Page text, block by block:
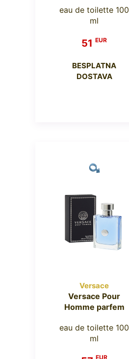
eau de toilette 100
ml
51 EUR
BESPLATNA
DOSTAVA
Versace
Versace Pour
Homme parfem
eau de toilette 100
ml
EUR